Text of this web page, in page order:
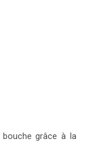
grâce à la